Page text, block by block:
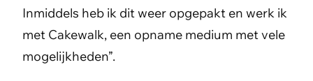
Inmiddels heb ik dit weer opgepakt en werk ik
met Cakewalk, een opname medium met vele
mogelijkheden”.